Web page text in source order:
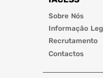
Sobre Nós
Informação
Recrutamento
Contactos